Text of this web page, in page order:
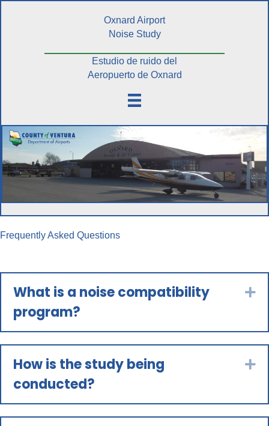
Oxnard Airport
Noise Study
Estudio de ruido del
Aeropuerto de Oxnard
Frequently Asked Questions
What is a noise compatibility
program?
How is the study being
conducted?